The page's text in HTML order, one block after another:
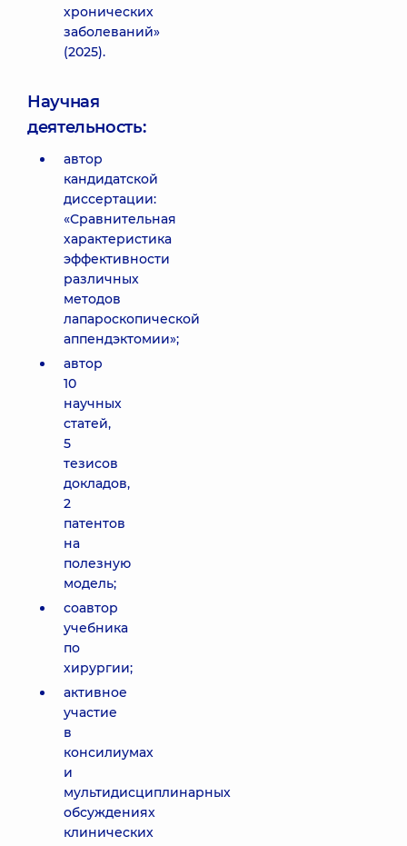
хронических
заболеваний»
(2025).
Научная
деятельность:
автор
кандидатской
диссертации:
«Сравнительная
характеристика
эффективности
различных
методов
лапароскопической
аппендэктомии»;
автор
10
научных
статей,
5
тезисов
докладов,
2
патентов
на
полезную
модель;
соавтор
учебника
по
хирургии;
активное
участие
в
консилиумах
и
мультидисциплинарных
обсуждениях
клинических